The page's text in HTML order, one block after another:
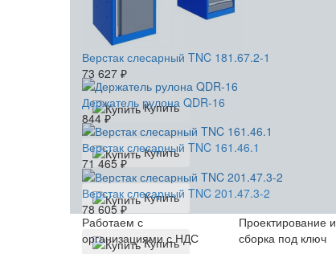
Верстак слесарный TNC 181.67.2-1
73 627 ₽
Купить
Держатель рулона QDR-16
844₽
Купить
Верстак слесарный TNC 161.46.1
71 465₽
Купить
Верстак слесарный TNC 201.47.3-2
78 605₽
Купить
Работаем с
организациями с НДС
Проектирование и
сборка под ключ